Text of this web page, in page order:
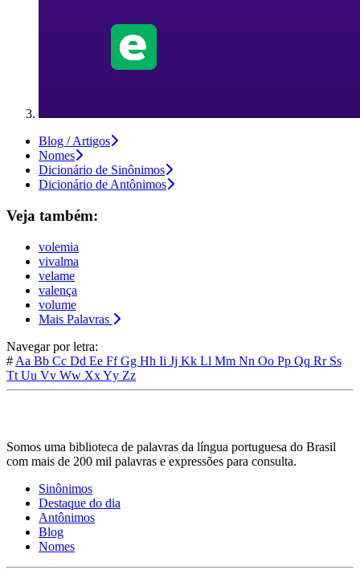
Blog / Artigos
Nomes
Dicionário de Sinônimos
Dicionário de Antônimos
Veja também:
volemia
vivalma
velame
valença
volume
Mais Palavras
Navegar por letra:
# Aa Bb Cc Dd Ee FfGg Hh Ii Jj Kk Ll Mm Nn Oo Pp Qq Rr Ss
Tt Uu Vv Ww XxYy Zz
Somos uma biblioteca de palavras da língua portuguesa do Brasil
com mais de 200 mil palavras e expressões para consulta.
Sinônimos
Destaque do dia
Antônimos
Blog
Nomes